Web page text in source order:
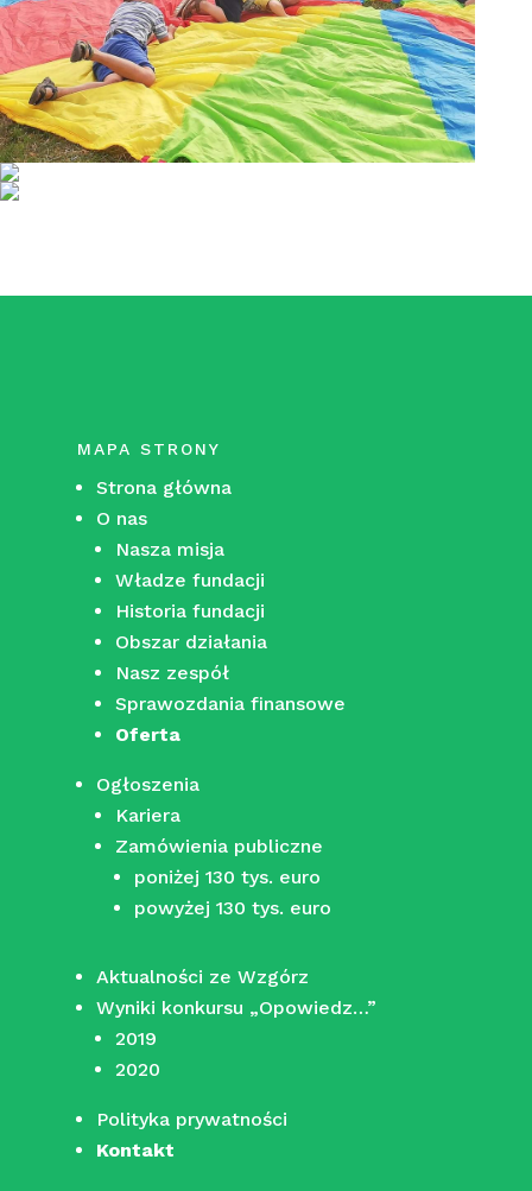
MAPA STRONY
Strona główna
O nas
Nasza misja
Władze fundacji
Historia fundacji
Obszar działania
Nasz zespół
Sprawozdania finansowe
Oferta
Ogłoszenia
Kariera
Zamówienia publiczne
poniżej 130 tys. euro
powyżej 130 tys. euro
Aktualności ze Wzgórz
Wyniki konkursu „Opowiedz…”
2019
2020
Polityka prywatności
Kontakt